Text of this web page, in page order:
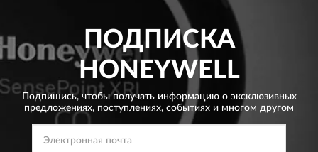
ПОДПИСКА
HONEYWELL
Подпишись, чтобы получать информацию о эксклюзивных
предложениях, поступлениях, событиях и многом другом